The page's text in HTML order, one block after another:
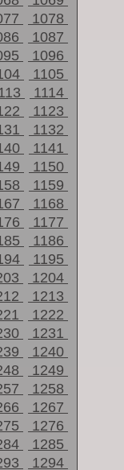
1078
1087
1096
1105
1114
1123
1132
1141
1150
1159
1168
1177
1186
1195
1204
1213
1222
1231
1240
1249
1258
1267
1276
1285
1294